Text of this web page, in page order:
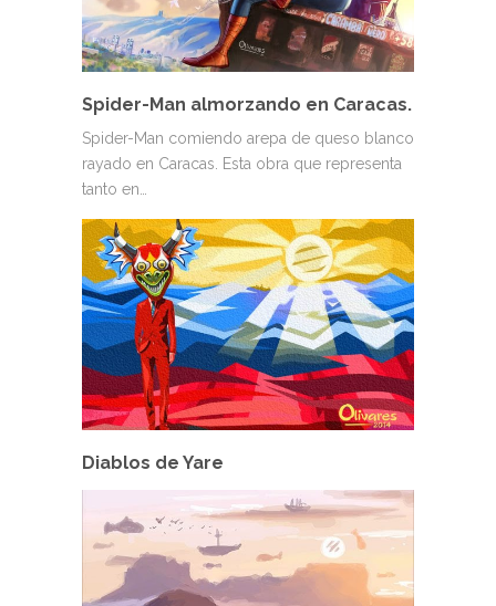
Spider-Man almorzando en Caracas.
Spider-Man comiendo arepa de queso blanco
rayado en Caracas. Esta obra que representa
tanto en…
Diablos de Yare